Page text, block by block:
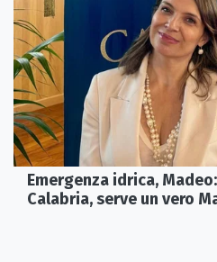
Emergenza idrica,
Calabria, serve un vero